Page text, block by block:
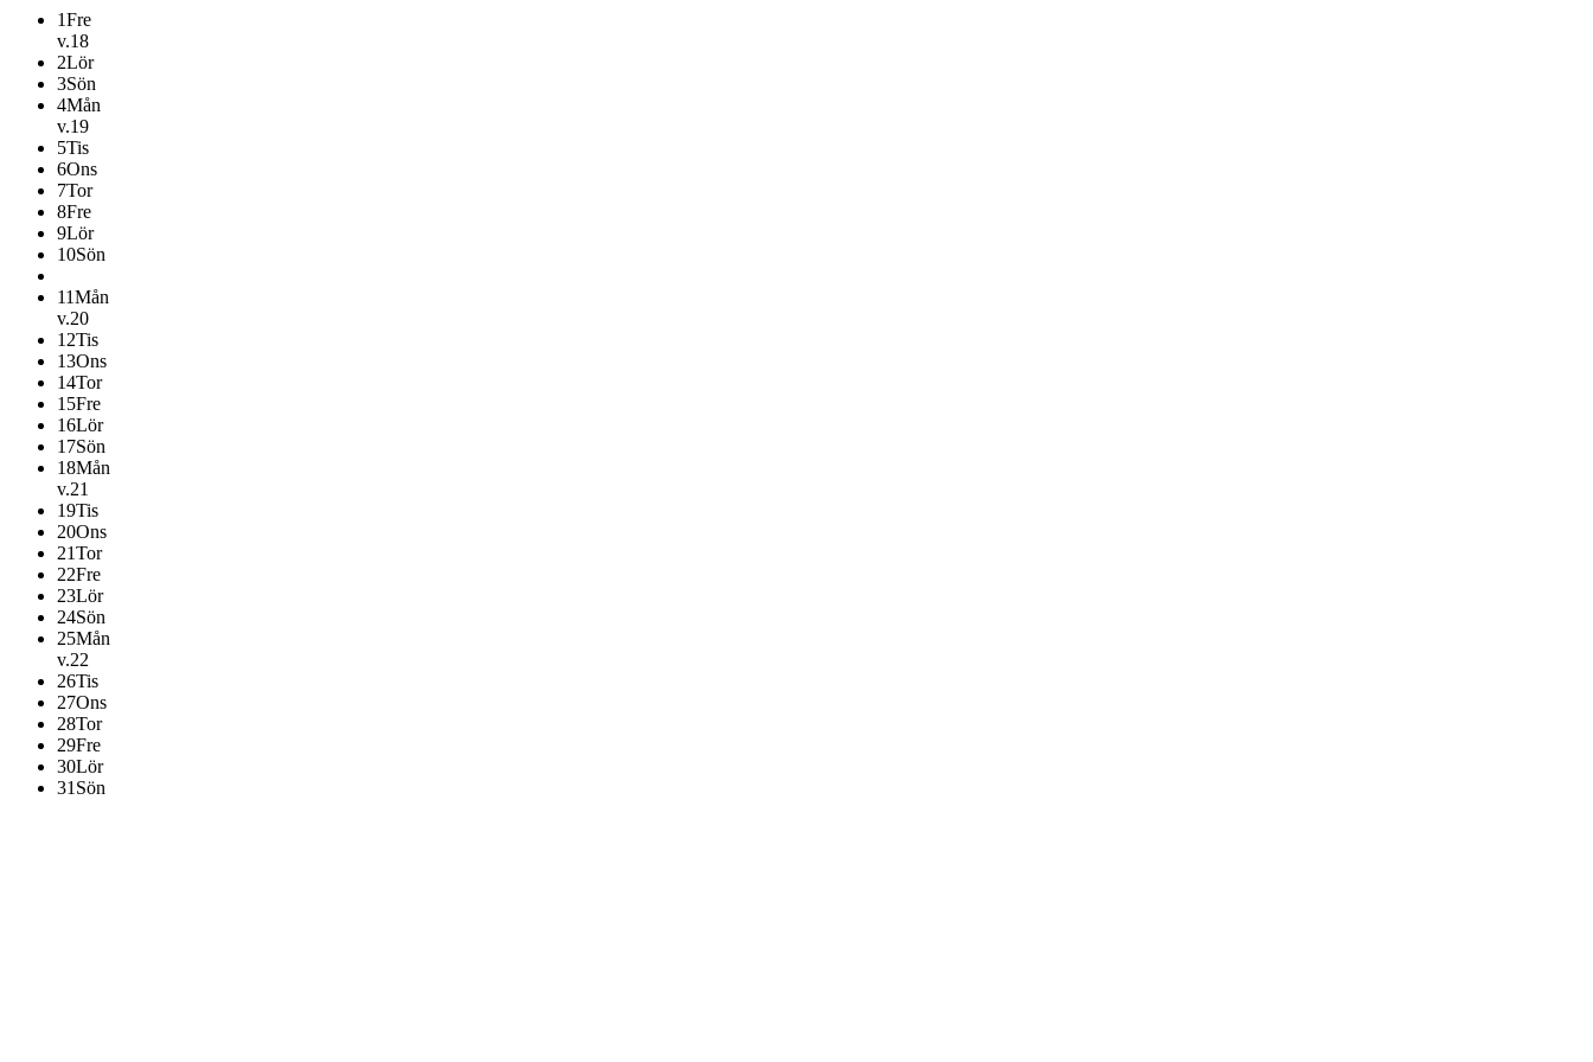
1Fre
v.18
2Lör
3Sön
4Mån
v.19
5Tis
6Ons
7Tor
8Fre
9Lör
10Sön
11Mån
v.20
12Tis
13Ons
14Tor
15Fre
16Lör
17Sön
18Mån
v.21
19Tis
20Ons
21Tor
22Fre
23Lör
24Sön
25Mån
v.22
26Tis
27Ons
28Tor
29Fre
30Lör
31 Sön